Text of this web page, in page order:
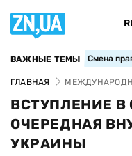
ВАЖНЫЕ ТЕМЫ Смена
ГЛАВНАЯ
ВСТУПЛЕНИЕ В
ОЧЕРЕДНАЯ
УКРАИНЫ